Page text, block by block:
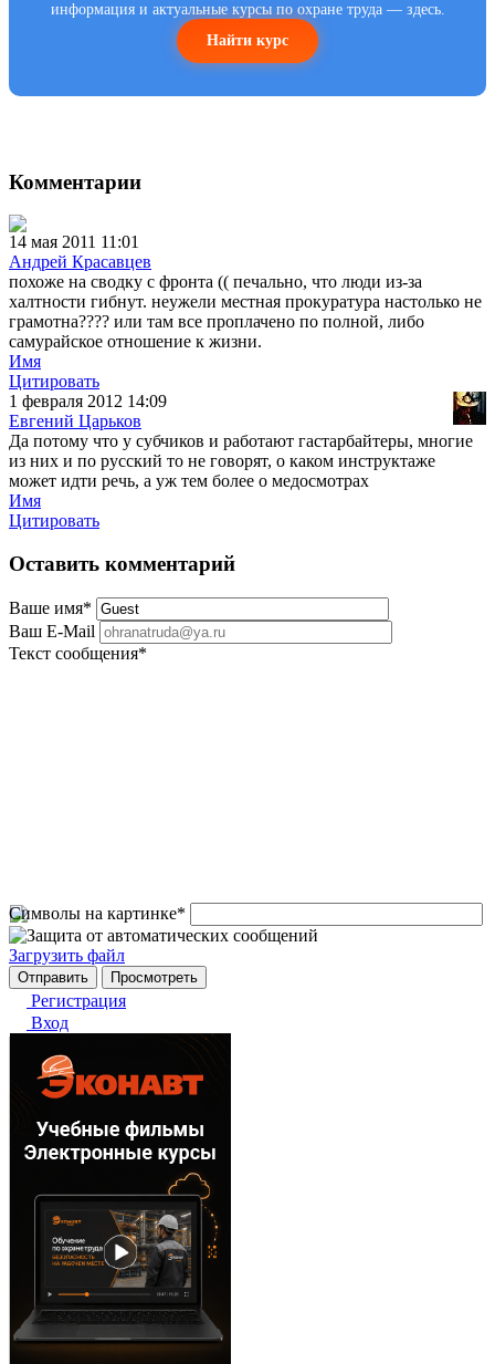
информация и актуальные курсы по охране труда — здесь.
Найти курс
Комментарии
14 мая 2011 11:01
Андрей Красавцев
похоже на сводку с фронта (( печально, что люди из-за
халтности гибнут. неужели местная прокуратура настолько не
грамотна???? или там все проплачено по полной, либо
самурайское отношение к жизни.
Имя
Цитировать
1 февраля 2012 14:09
Евгений Царьков
Да потому что у субчиков и работают гастарбайтеры, многие
из них и по русский то не говорят, о каком инструктаже
может идти речь, а уж тем более о медосмотрах
Имя
Цитировать
Оставить комментарий
Ваше имя*
Ваш E-Mail
Текст сообщения*
Символы на картинке*
Загрузить файл
Регистрация
Вход